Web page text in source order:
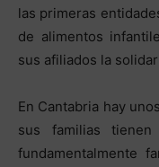
las primeras
de alimentos
sus afiliados la
En Cantabria hay
sus familias
fundamentalmente